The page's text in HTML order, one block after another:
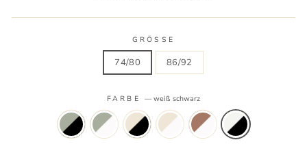
GRÖSSE
74/80 86/92
FARBE —weiß schwarz